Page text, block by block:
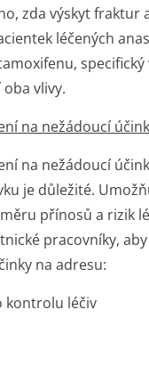
zda výskyt fraktur
léčených
vlivy.
na nežádoucí
na nežádoucí
je důležité.
přínosů a rizik
pracovníky,
na adresu:
kontrolu léčiv